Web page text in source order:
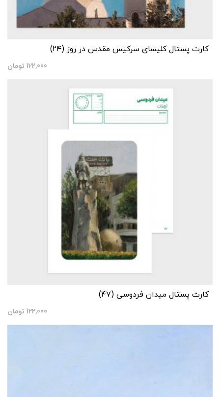
کارت پستال کلیسای سرکیس مقدس در روز (۲۴)
122,000 تومان
کارت پستال میدان فردوسی (۴۷)
122,000 تومان